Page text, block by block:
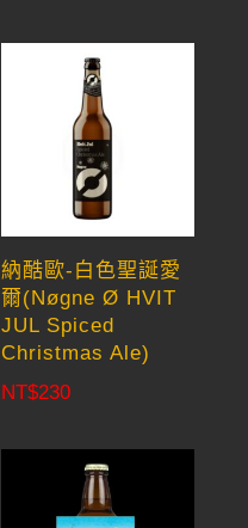
納酷歐-白色聖誕愛
爾(Nøgne Ø HVIT
JUL Spiced
Christmas Ale)
NT$230